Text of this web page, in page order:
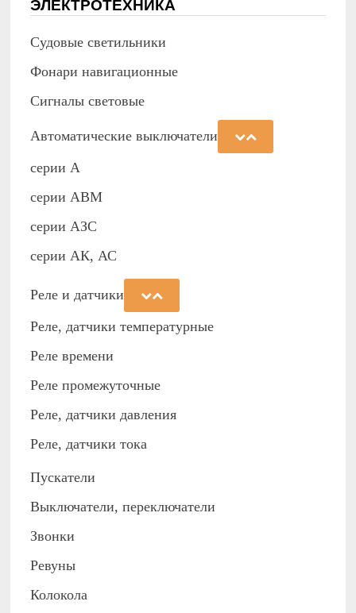
ЭЛЕКТРОТЕХНИКА
Судовые светильники
Фонари навигационные
Сигналы световые
Автоматические выключатели
серии А
серии АВМ
cерии АЗС
серии АК, АС
Реле и датчики
Реле, датчики температурные
Реле времени
Реле промежуточные
Реле, датчики давления
Реле, датчики тока
Пускатели
Выключатели, переключатели
Звонки
Ревуны
Колокола